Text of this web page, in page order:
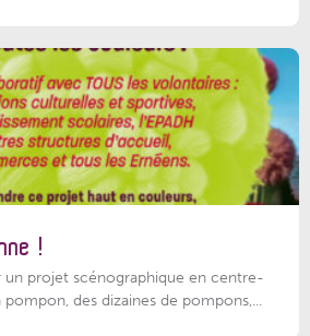
!
projet scénographique en centre-
des dizaines de pompons,...